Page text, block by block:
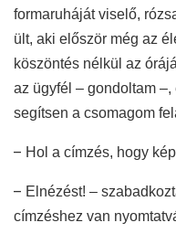
formaruháját viselő,
ült, aki először még az
köszöntés nélkül az
az ügyfél – gondoltam
segítsen a csomagom
– Hol a címzés, hogy
– Elnézést! –
címzéshez van